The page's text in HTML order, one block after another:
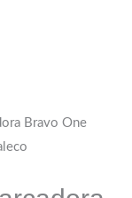
Bravo One